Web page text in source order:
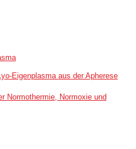
Eigenplasma aus der Apherese
Normothermie, Normoxie und